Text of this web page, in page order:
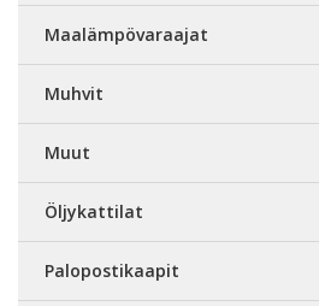
Maalämpövaraajat
Muhvit
Muut
Öljykattilat
Palopostikaapit